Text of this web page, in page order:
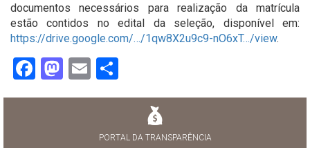
documentos necessários para realização da matrícula
estão contidos no edital da seleção, disponível em:
https://drive.google.com/…/1qw8X2u9c9-nO6xT…/view.
Facebook
Mastodon
Email
PORTAL DA TRANSPARÊNCIA